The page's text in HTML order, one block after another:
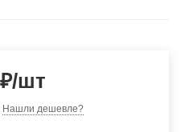
₽/шт
Нашли дешевле?